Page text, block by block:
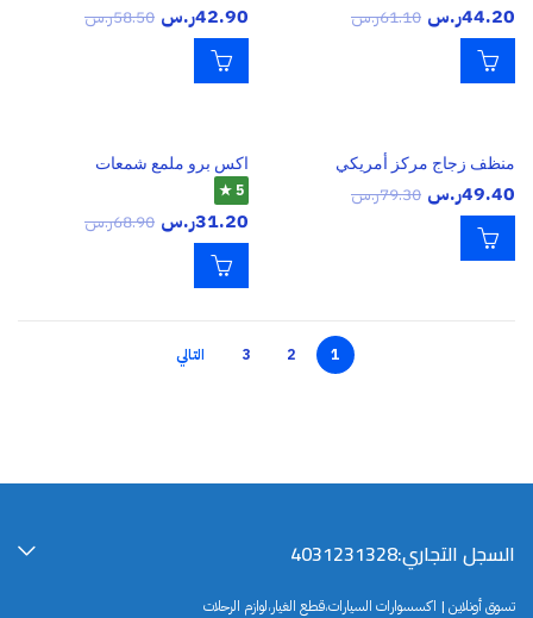
44.20ر.س 61.10ر.س 42.90ر.س 58.50ر.س
منظف زجاج مركز أمريكي
49.40ر.س 79.30ر.س
اكس برو ملمع شمعات
5 ★
31.20ر.س 68.90ر.س
1
2
3 التالي
السجل التجاري:4031231328
تسوق أونلاين | اكسسوارات السيارات،قطع الغيار،لوازم الرحلات